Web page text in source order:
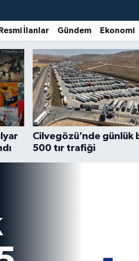
Resmi İlanlar Gündem Ekonomi
Cilvegözü’nde günlük
500 tır trafiği